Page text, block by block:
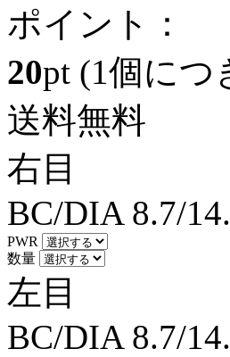
ポイント：
20pt (1個につ
送料無料
右目
BC/DIA 8.7/
PWR
数量
左目
BC/DIA 8.7/